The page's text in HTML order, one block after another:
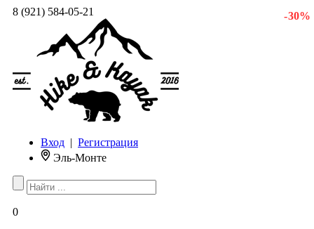
8 (921) 584-05-21
Вход | Регистрация
Эль-Монте
0
- 30 %